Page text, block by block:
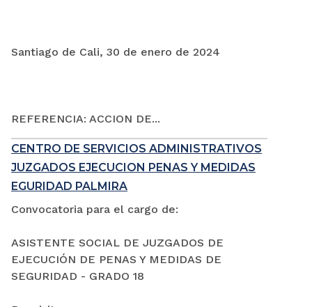
Santiago de Cali, 30 de enero de 2024
REFERENCIA: ACCION DE...
CENTRO DE SERVICIOS ADMINISTRATIVOS
JUZGADOS EJECUCION PENAS Y MEDIDAS
EGURIDAD PALMIRA
Convocatoria para el cargo de:
ASISTENTE SOCIAL DE JUZGADOS DE
EJECUCIÓN DE PENAS Y MEDIDAS DE
SEGURIDAD - GRADO 18